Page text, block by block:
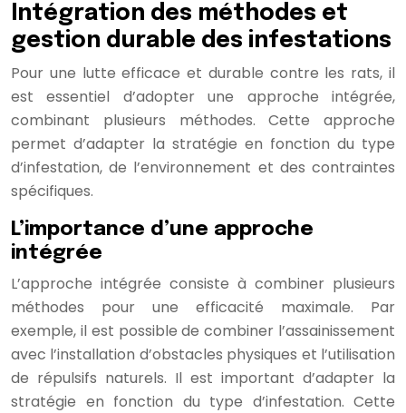
Intégration des méthodes et
gestion durable des infestations
Pour une lutte efficace et durable contre les rats, il
est essentiel d’adopter une approche intégrée,
combinant plusieurs méthodes. Cette approche
permet d’adapter la stratégie en fonction du type
d’infestation, de l’environnement et des contraintes
spécifiques.
L’importance d’une approche
intégrée
L’approche intégrée consiste à combiner plusieurs
méthodes pour une efficacité maximale. Par
exemple, il est possible de combiner l’assainissement
avec l’installation d’obstacles physiques et l’utilisation
de répulsifs naturels. Il est important d’adapter la
stratégie en fonction du type d’infestation. Cette